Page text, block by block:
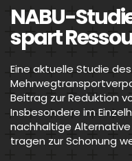
NABU-
spart
Eine aktuelle Studie
Beitrag zur Reduktion
Insbesondere im
nachhaltige Alternative
tragen zur Schonung